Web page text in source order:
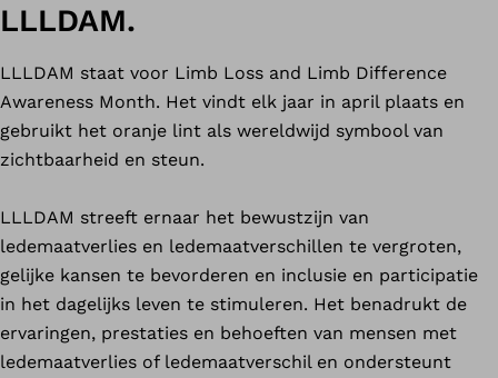
LLLDAM.
LLLDAM staat voor Limb Loss and Limb Difference
Awareness Month. Het vindt elk jaar in april plaats en
gebruikt het oranje lint als wereldwijd symbool van
zichtbaarheid en steun.
LLLDAM streeft ernaar het bewustzijn van
ledemaatverlies en ledemaatverschillen te vergroten,
gelijke kansen te bevorderen en inclusie en participatie
in het dagelijks leven te stimuleren. Het benadrukt de
ervaringen, prestaties en behoeften van mensen met
ledemaatverlies of ledemaatverschil en ondersteunt